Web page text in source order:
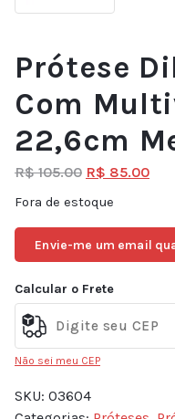
Prótese
Com
22,6cm
R$105.00 R$ 85.00
Fora de estoque
Envie-me um email
Calcular o Frete
Não sei meu CEP
SKU: 03604